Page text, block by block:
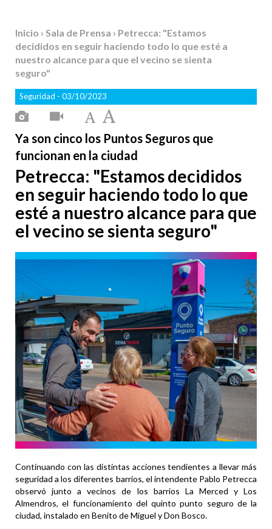
Inicio › Sala de Prensa › Petrecca: "Estamos
decididos en seguir haciendo todo lo que esté a
nuestro alcance para que el vecino se sienta
seguro"
Seguridad - 03/10/2023
Ya son cinco los Puntos Seguros que
funcionan en la ciudad
Petrecca: "Estamos decididos
en seguir haciendo todo lo que
esté a nuestro alcance para que
el vecino se sienta seguro"
Continuando con las distintas acciones tendientes a llevar más
seguridad a los diferentes barrios, el intendente Pablo Petrecca
observó junto a vecinos de los barrios La Merced y Los
Almendros, el funcionamiento del quinto punto seguro de la
ciudad, instalado en Benito de Miguel y Don Bosco.